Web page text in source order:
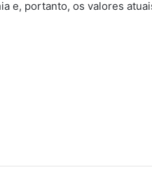
e, portanto, os valores